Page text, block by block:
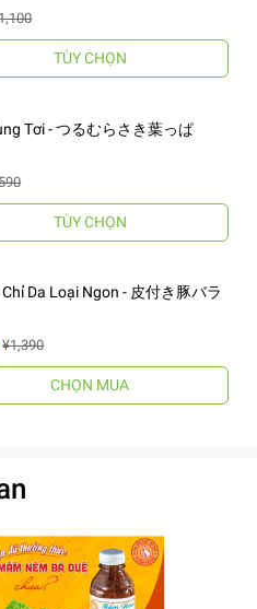
TÙY CHỌN
Tơi - つるむらさき葉っぱ
TÙY CHỌN
Da Loại Ngon - 皮付き豚バラ
¥1,390
CHỌN MUA